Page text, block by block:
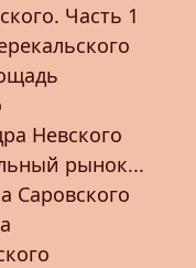
Часть 1
Невского
рынок...
Саровского